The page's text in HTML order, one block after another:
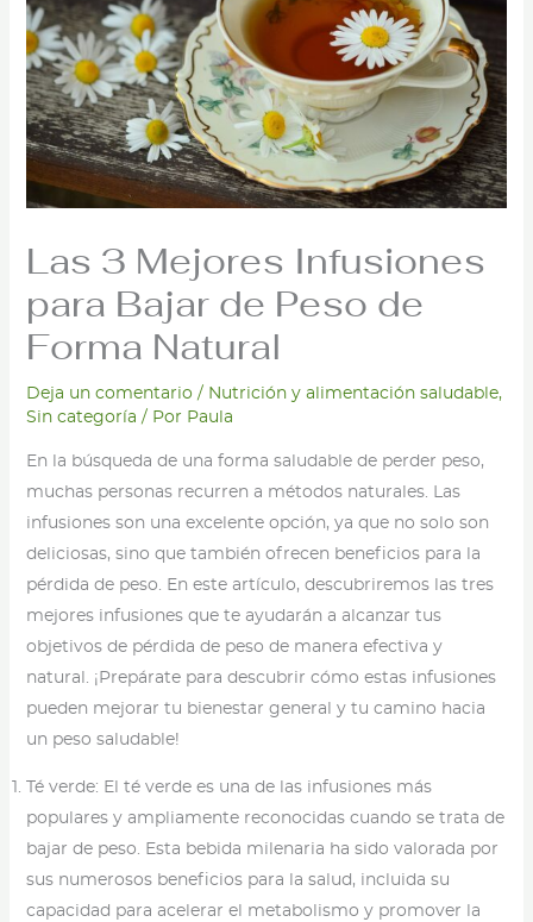
Las 3 Mejores Infusiones
para Bajar de Peso de
Forma Natural
Deja un comentario / Nutrición y alimentación saludable,
Sin categoría / Por Paula
En la búsqueda de una forma saludable de perder peso,
muchas personas recurren a métodos naturales. Las
infusiones son una excelente opción, ya que no solo son
deliciosas, sino que también ofrecen beneficios para la
pérdida de peso. En este artículo, descubriremos las tres
mejores infusiones que te ayudarán a alcanzar tus
objetivos de pérdida de peso de manera efectiva y
natural. ¡Prepárate para descubrir cómo estas infusiones
pueden mejorar tu bienestar general y tu camino hacia
un peso saludable!
Té verde: El té verde es una de las infusiones más
populares y ampliamente reconocidas cuando se trata de
bajar de peso. Esta bebida milenaria ha sido valorada por
sus numerosos beneficios para la salud, incluida su
capacidad para acelerar el metabolismo y promover la